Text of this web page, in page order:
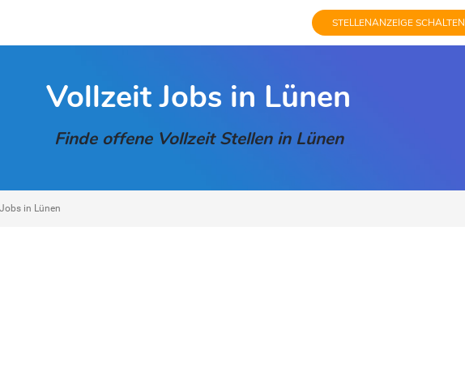
STELLENANZEIGE SCHALTEN
Vollzeit Jobs in Lünen
Finde offene Vollzeit Stellen in Lünen
in Lünen